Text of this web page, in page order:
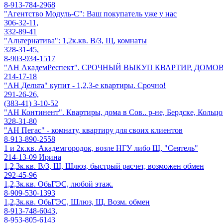
8-913-784-2968
"Агентство Модуль-С": Ваш покупатель уже у нас
306-32-11,
332-89-41
"Альтернатива": 1,2к.кв. В/З, Щ, комнаты
328-31-45,
8-903-934-1517
"АН АкадемРеспект". СРОЧНЫЙ ВЫКУП КВАРТИР,
214-17-18
"АН Дельта" купит - 1,2,3-е квартиры. Срочно!
291-26-26,
(383-41) 3-10-52
"АН Континент". Квартиры, дома в Сов.. р-не, Бердске,
328-31-80
"АН Пегас" - комнату, квартиру для своих клиентов
8-913-890-2558
1 и 2к.кв. Академгородок, возле НГУ либо Щ, "Сеятель"
214-13-09 Ирина
1,2,3к.кв. В/З, Щ, Шлюз, быстрый расчет, возможен обмен
292-45-96
1,2,3к.кв. ОбьГЭС, любой этаж.
8-909-530-1393
1,2,3к.кв. ОбьГЭС, Шлюз, Щ. Возм. обмен
8-913-748-6043,
8-953-805-6143